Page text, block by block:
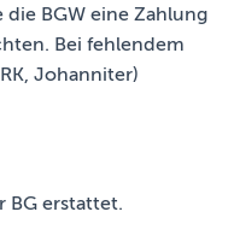
BGW eine Zahlung
Bei fehlendem
Johanniter)
BG erstattet.